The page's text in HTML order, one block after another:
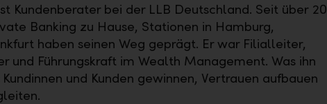
Kundenberater bei der LLB Deutschland. Seit über 20
Banking zu Hause, Stationen in Hamburg,
haben seinen Weg geprägt. Er war Filialleiter,
und Führungskraft im Wealth Management. Was ihn
und Kunden gewinnen, Vertrauen aufbauen